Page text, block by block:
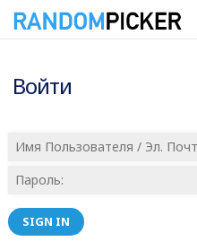
Войти
SIGN IN